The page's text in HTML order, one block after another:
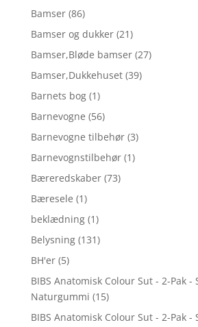
Bamser (86)
Bamser og dukker (21)
Bamser,Bløde bamser (27)
Bamser,Dukkehuset (39)
Barnets bog (1)
Barnevogne (56)
Barnevogne tilbehør (3)
Barnevognstilbehør (1)
Bæreredskaber (73)
Bæresele (1)
beklædning (1)
Belysning (131)
BH'er (5)
BIBS Anatomisk Colour Sut - 2-Pak -
Naturgummi (15)
BIBS Anatomisk Colour Sut - 2-Pak -